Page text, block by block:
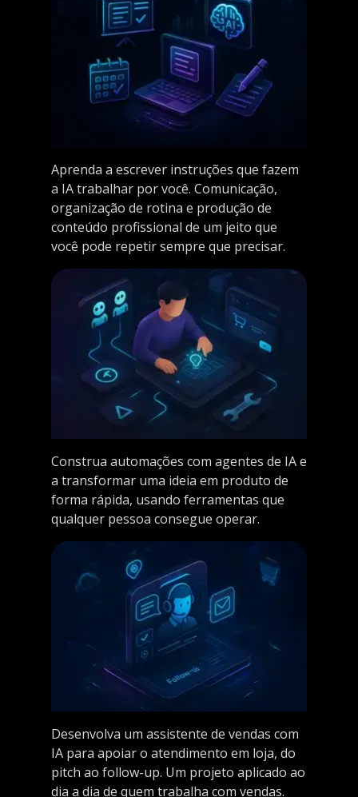
Aprenda a escrever instruções que fazem
a IA trabalhar por você. Comunicação,
organização de rotina e produção de
conteúdo profissional de um jeito que
você pode repetir sempre que precisar.
Construa automações com agentes de IA e
a transformar uma ideia em produto de
forma rápida, usando ferramentas que
qualquer pessoa consegue operar.
Desenvolva um assistente de vendas com
IA para apoiar o atendimento em loja, do
pitch ao follow-up. Um projeto aplicado ao
dia a dia de quem trabalha com vendas.